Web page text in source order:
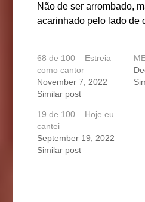
Não de ser arrombado,
acarinhado pelo lado de
68 de 100 – Estreia
como cantor
November 7, 2022
Similar post
19 de 100 – Hoje eu
cantei
September 19, 2022
Similar post